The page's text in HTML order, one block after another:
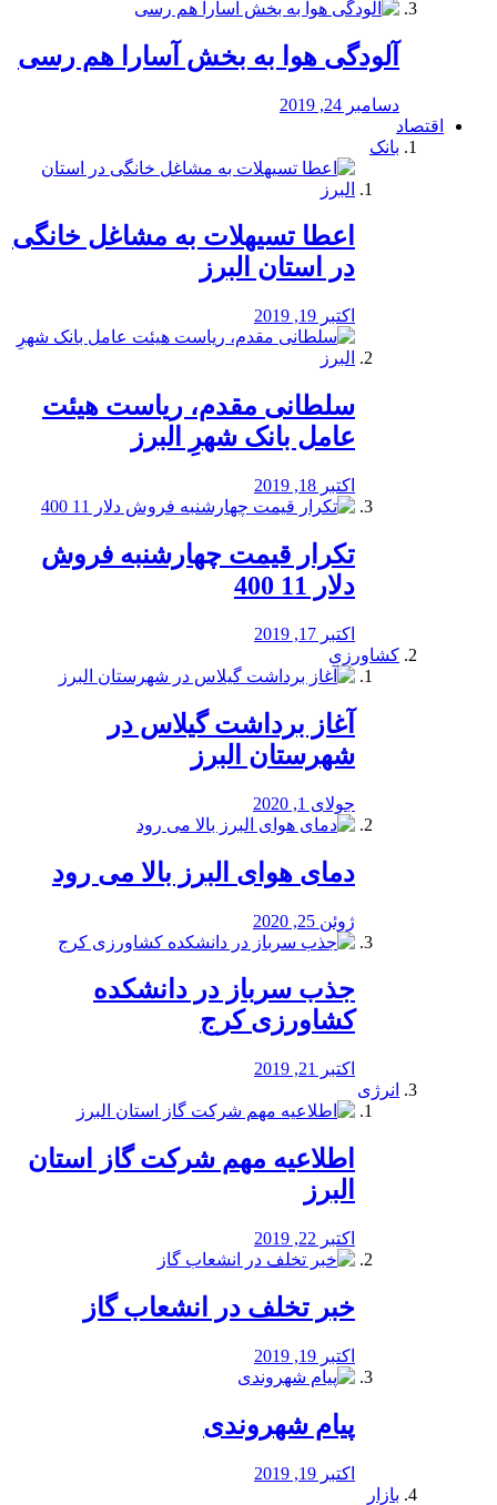
آلودگی هوا به بخش آسارا هم رسی
دسامبر 24, 2019
اقتصاد
بانک
️اعطا تسیهلات به مشاغل خانگی
در استان البرز
اکتبر 19, 2019
سلطانی مقدم، ریاست هیئت
عامل بانک شهرِ البرز
اکتبر 18, 2019
تکرار قیمت چهارشنبه فروش
دلار 11 400
اکتبر 17, 2019
کشاورزی
آغاز برداشت گیلاس در
شهرستان البرز
جولای 1, 2020
دمای هوای البرز بالا می رود
ژوئن 25, 2020
جذب سرباز در دانشکده
کشاورزی کرج
اکتبر 21, 2019
انرژی
️اطلاعیه مهم شرکت گاز استان
البرز
اکتبر 22, 2019
خبر تخلف در انشعاب گاز
اکتبر 19, 2019
پیام شهروندی
اکتبر 19, 2019
بازار